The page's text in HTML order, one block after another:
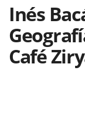
Inés
Café